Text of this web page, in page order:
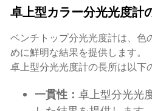
卓上型カラー分光光度計
ベンチトップ分光光度計は、色
めに鮮明な結果を提供します。
卓上型分光光度計の長所は以下
一貫性： 卓上型分光光